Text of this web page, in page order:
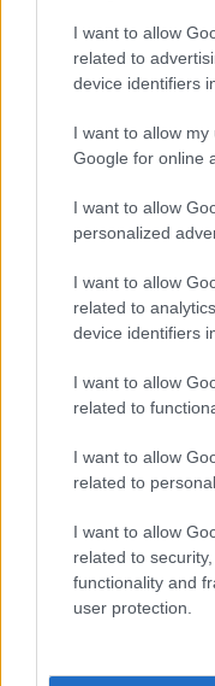
I want to allow
related to
device identifiers
I want to allow
Google for online
I want to allow
personalized
I want to allow
related to
device identifiers
I want to allow
related to
I want to allow
related to
I want to allow
related to
functionality and
user protection.
Προηγούμενο άρθρο
εταιρεία ρομποτικής
ΠΕΡΙΣΣΟΤΕΡΑ ΑΠΟ
Electric Cars &